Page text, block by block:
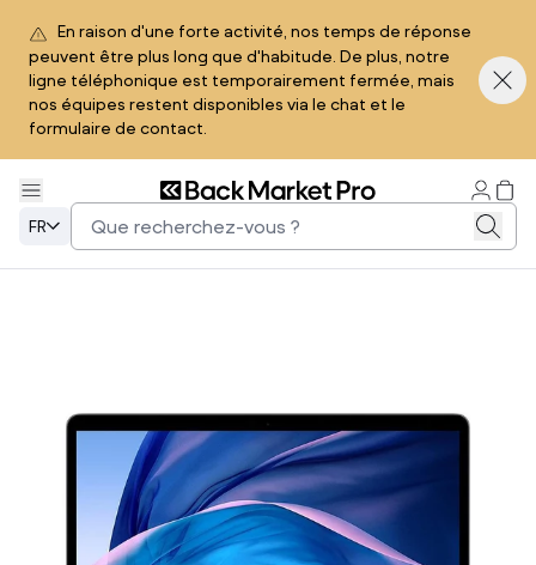
En raison d'une forte activité, nos temps de réponse
peuvent être plus long que d'habitude. De plus, notre
ligne téléphonique est temporairement fermée, mais
nos équipes restent disponibles via le chat et le
formulaire de contact.
FR